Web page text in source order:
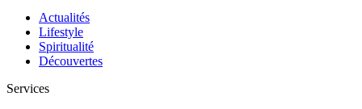
Actualités
Lifestyle
Spiritualité
Découvertes
Services